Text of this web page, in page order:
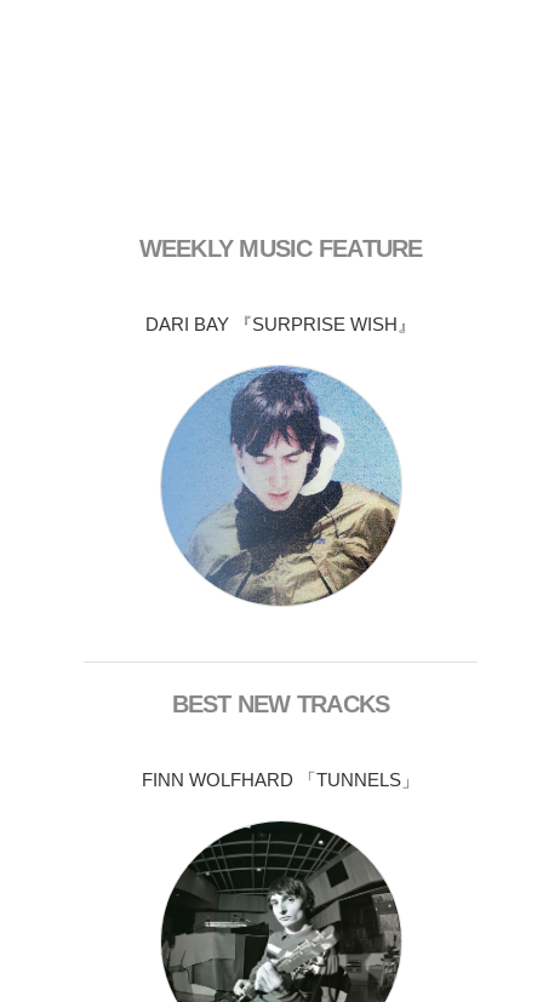
WEEKLY MUSIC FEATURE
DARI BAY 『SURPRISE WISH』
BEST NEW TRACKS
FINN WOLFHARD 「TUNNELS」